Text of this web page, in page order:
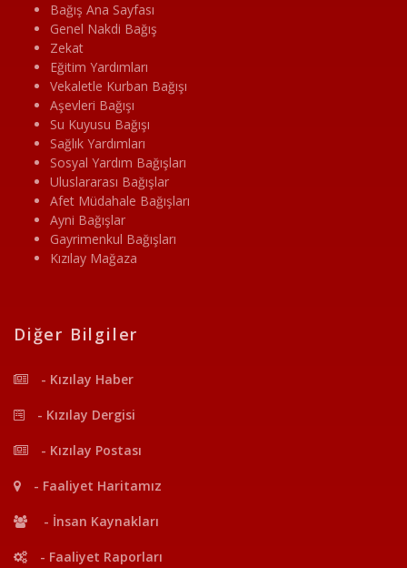
Bağış Ana Sayfası
Genel Nakdi Bağış
Zekat
Eğitim Yardımları
Vekaletle Kurban Bağışı
Aşevleri Bağışı
Su Kuyusu Bağışı
Sağlık Yardımları
Sosyal Yardım Bağışları
Uluslararası Bağışlar
Afet Müdahale Bağışları
Ayni Bağışlar
Gayrimenkul Bağışları
Kızılay Mağaza
Diğer Bilgiler
- Kızılay Haber
- Kızılay Dergisi
- Kızılay Postası
- Faaliyet Haritamız
- İnsan Kaynakları
- Faaliyet Raporları